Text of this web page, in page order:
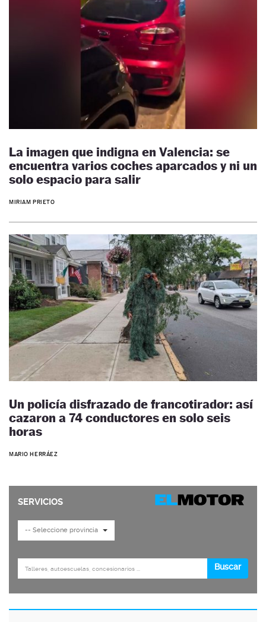
La imagen que indigna en Valencia: se
encuentra varios coches aparcados y ni un
solo espacio para salir
MIRIAM PRIETO
Un policía disfrazado de francotirador: así
cazaron a 74 conductores en solo seis
horas
MARIO HERRÁEZ